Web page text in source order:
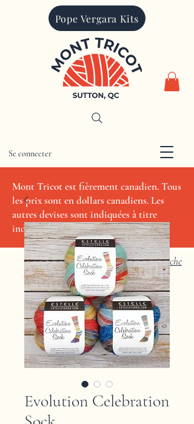
Pope Vergara Kits
CAD (C$)
Mont Tricot est fièrement canadien. Tous
les prix sont en dollars canadiens. Les
autres devises sont indiquées à titre
indicatif seulement.
Se connecter
Recherche
Evolution Celebration